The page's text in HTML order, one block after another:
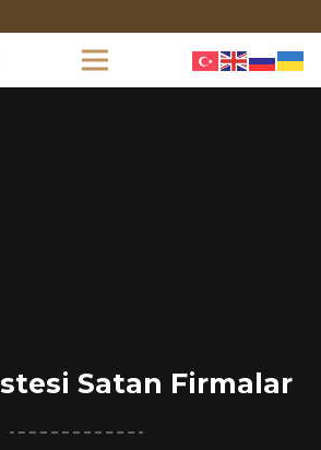
Satan Firmalar